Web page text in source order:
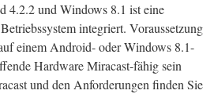
4.2.2 und Windows 8.1 ist eine
integriert. Voraussetzung
einem Android- oder Windows 8.1-
Hardware Miracast-fähig sein
und den Anforderungen finden Sie